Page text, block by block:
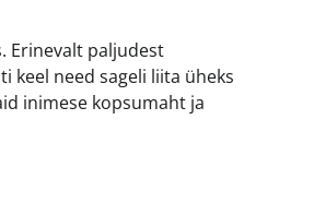
Erinevalt paljudest
keel need sageli liita üheks
inimese kopsumaht ja